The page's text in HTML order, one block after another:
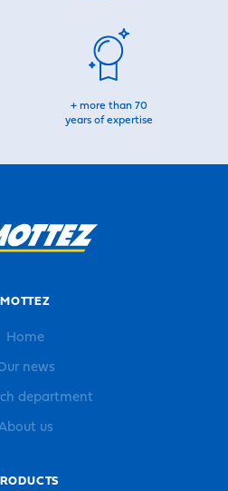
+ more than 70
years of expertise
MOTTEZ
Home
news
department
us